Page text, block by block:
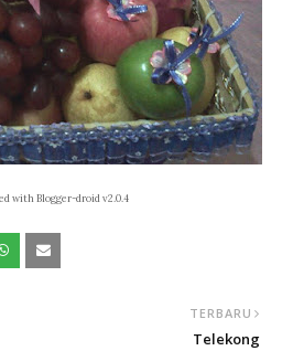
with Blogger-droid v2.0.4
TERBARU
Telekong